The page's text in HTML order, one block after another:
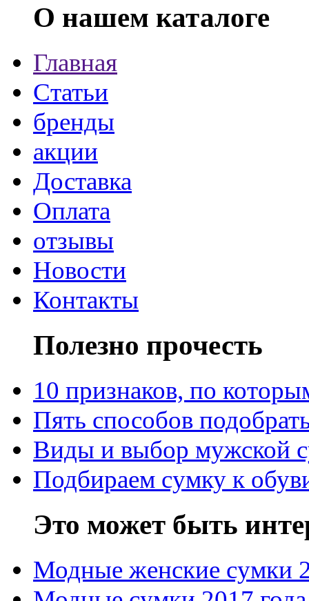
О нашем каталоге
Главная
Статьи
бренды
акции
Доставка
Оплата
отзывы
Новости
Контакты
Полезно прочесть
10 признаков, по
Пять способов
Виды и выбор мужской
Подбираем сумку к
Это может быть
Модные женские сумки